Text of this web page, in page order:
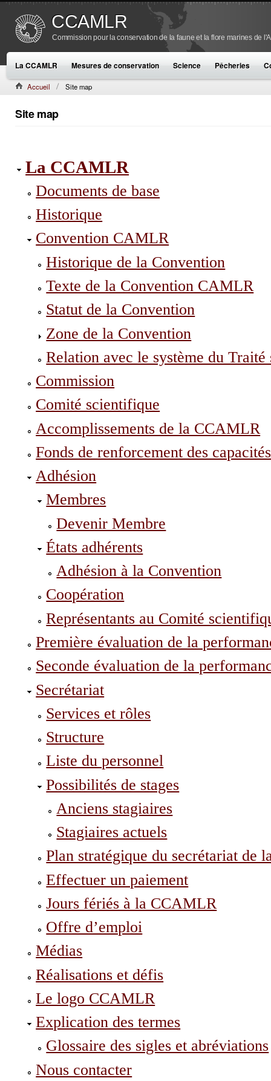
CCAMLR
Commission pour la conservation de la faune et la flore marines de
La CCAMLR Mesures de conservation Science Pêcheries
Accueil Site map
Site map
La CCAMLR
Documents de base
Historique
Convention CAMLR
Historique de la Convention
Texte de la Convention CAMLR
Statut de la Convention
Zone de la Convention
Relation avec le système du
Commission
Comité scientifique
Accomplissements de la CCAMLR
Fonds de renforcement des
Adhésion
Membres
Devenir Membre
États adhérents
Adhésion à la Convention
Coopération
Représentants au Comité
Première évaluation de la
Seconde évaluation de la
Secrétariat
Services et rôles
Structure
Liste du personnel
Possibilités de stages
Anciens stagiaires
Stagiaires actuels
Plan stratégique du secrétariat de
Effectuer un paiement
Jours fériés à la CCAMLR
Offre d’emploi
Médias
Réalisations et défis
Le logo CCAMLR
Explication des termes
Glossaire des sigles et abréviations
Nous contacter